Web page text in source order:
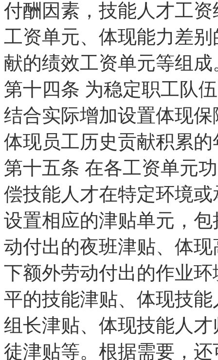
付酬因素，技能人才工
工资单元、体现能力差
献的绩效工资单元等组成
第十四条 为稳定职工队
结合实际增加设置体现
体现员工历史贡献积累
第十五条 在各工资单元
偿技能人才在特定环境
设置相应的津贴单元，
动付出的夜班津贴、体
下额外劳动付出的作业
平的技能津贴、体现技
组长津贴、体现技能人
徒津贴等。根据需要，